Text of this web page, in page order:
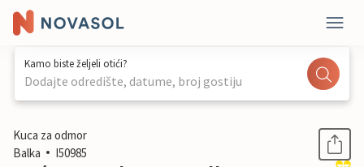
Kamo biste željeli otići?
Dodajte odredište, datume, broj gostiju
1 / 12
Kuca za odmor
Balka
I50985